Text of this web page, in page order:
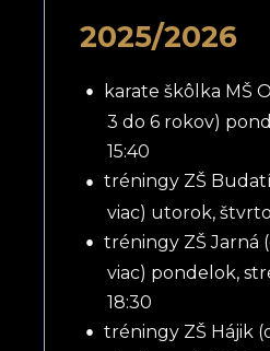
2025/2026
karate škôlka MŠ
3 do 6 rokov)
15:40
tréningy ZŠ
viac) utorok,
tréningy ZŠ Jarná
viac) pondelok,
18:30
tréningy ZŠ Hájik